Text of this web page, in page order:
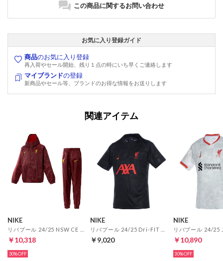
この商品に関するお問い合わせ
お気に入り登録ガイド
商品のお気に入り登録
再入荷やセール開始、残り１点の時にいち早くご連絡します
マイブランドの登録
新商品やセール等、ブランドのお得な情報をお送りします
関連アイテム
NIKE
￥10,318
30%
NIKE
￥9,020
NIKE
￥10,890
30%